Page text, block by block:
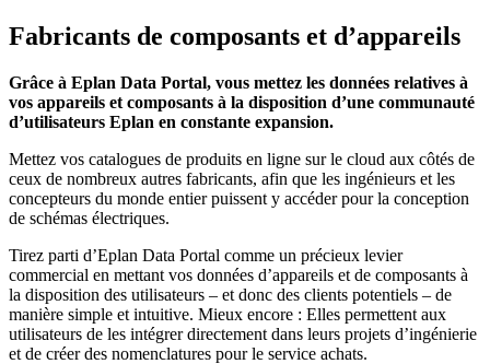
Fabricants de composants et d’appareils
Grâce à Eplan Data Portal, vous mettez les données relatives à
vos appareils et composants à la disposition d’une communauté
d’utilisateurs Eplan en constante expansion.
Mettez vos catalogues de produits en ligne sur le cloud aux côtés de
ceux de nombreux autres fabricants, afin que les ingénieurs et les
concepteurs du monde entier puissent y accéder pour la conception
de schémas électriques.
Tirez parti d’Eplan Data Portal comme un précieux levier
commercial en mettant vos données d’appareils et de composants à
la disposition des utilisateurs – et donc des clients potentiels – de
manière simple et intuitive. Mieux encore : Elles permettent aux
utilisateurs de les intégrer directement dans leurs projets d’ingénierie
et de créer des nomenclatures pour le service achats.